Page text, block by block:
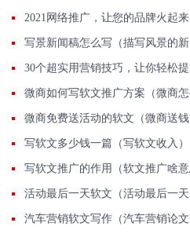
2021网络推广，让您的品牌火起来
写景新闻稿怎么写（描写风景的新
30个超实用营销技巧，让你轻松提
微商如何写软文推广方案（微商怎
微商免费送活动的软文（微商送钱
写软文多少钱一篇（写软文收入）
写软文推广的作用（软文推广啥意
活动最后一天软文（活动最后一天
汽车营销软文写作（汽车营销论文